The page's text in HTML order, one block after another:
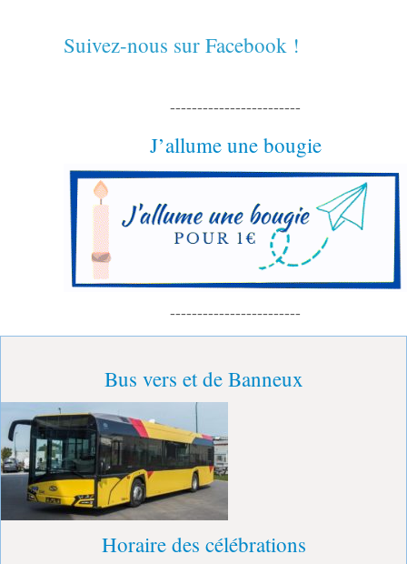
Suivez-nous sur Facebook !
------------------------
J’allume une bougie
------------------------
Bus vers et de Banneux
Horaire des célébrations